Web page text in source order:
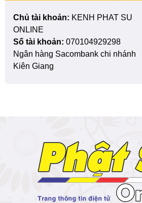
Chủ tài khoản: KENH PHAT SU
ONLINE
Số tài khoản: 070104929298
Ngân hàng Sacombank chi nhánh
Kiên Giang